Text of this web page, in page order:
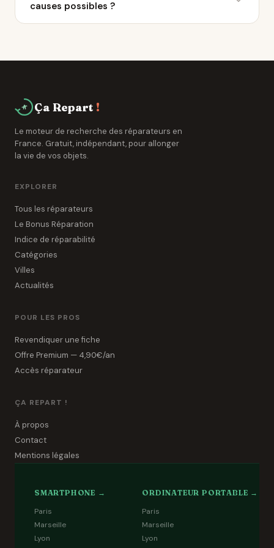
cette durée de 3 à 7 ans supplémentaires.
causes possibles ?
professionnel de Bergerac peut diagnostiquer la
Ça Repart !
Le moteur de recherche des réparateurs en
France. Gratuit, indépendant, pour allonger
la vie de vos objets.
EXPLORER
Tous les réparateurs
Le Bonus Réparation
Indice de réparabilité
Catégories
Villes
Actualités
POUR LES PROS
Revendiquer une fiche
Offre Premium — 4,90€/an
Accès réparateur
ÇA REPART !
À propos
Contact
Mentions légales
SMARTPHONE →
Paris
Marseille
Lyon
ORDINATEUR PORTABLE →
Paris
Marseille
Lyon